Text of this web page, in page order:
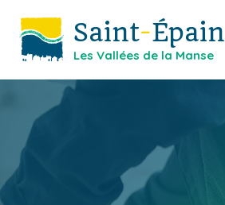
Saint-Épain
Les Vallées de la Manse